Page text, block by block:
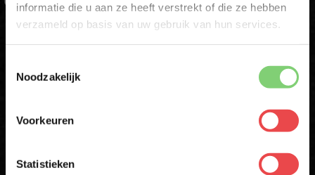
informatie die u aan ze heeft verstrekt of die ze hebben
verzameld op basis van uw gebruik van hun services.
Noodzakelijk
Voorkeuren
Statistieken
VOORNAAM
ACHTERNAAM
Schrijf mij in